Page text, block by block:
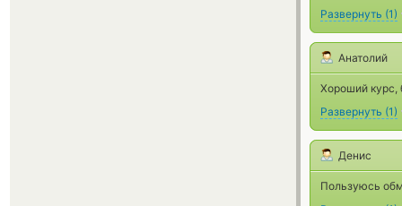
Развернуть (1)
Анатолий
Хороший курс,
Развернуть (1)
Денис
Пользуюсь